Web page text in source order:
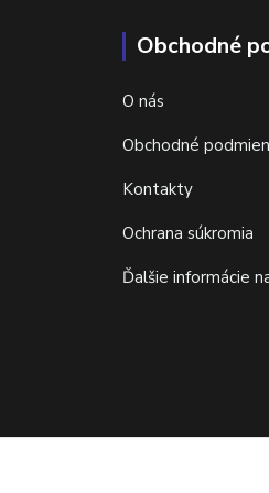
Obchodné
O nás
Obchodné
Kontakty
Ochrana súkromia
Ďalšie informácie